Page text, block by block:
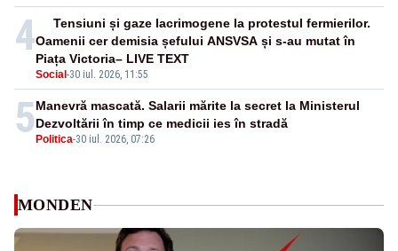
4
Social -30 iul. 2026, 11:55
Tensiuni și gaze lacrimogene la protestul fermierilor.
Oamenii cer demisia șefului ANSVSA și s-au mutat în
Piața Victoria– LIVE TEXT
5 Politica-30 iul. 2026, 07:26
Manevră mascată. Salarii mărite la secret la Ministerul
Dezvoltării în timp ce medicii ies în stradă
MONDEN